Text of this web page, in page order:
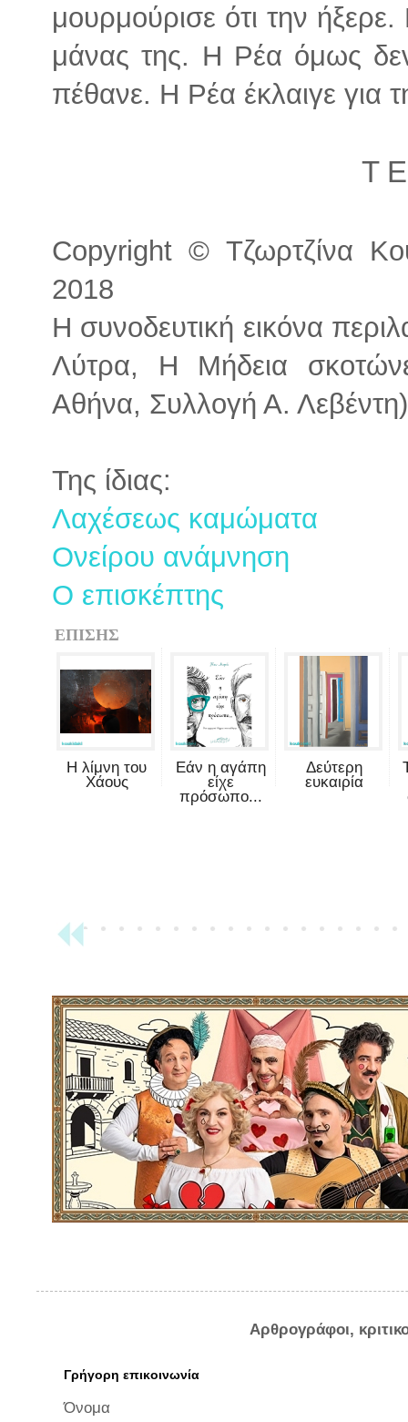
μουρμούρισε ότι την ήξερε.
μάνας της. Η Ρέα όμως
πέθανε. Η Ρέα έκλαιγε για
Τ
Copyright © Τζωρτζίνα
2018
Η συνοδευτική εικόνα
Λύτρα, Η Μήδεια
Αθήνα, Συλλογή Α. Λεβέντη)
Της ίδιας:
Λαχέσεως καμώματα
Ονείρου ανάμνηση
Ο επισκέπτης
ΕΠΙΣΗΣ
Η λίμνη του
Χάους
Εάν η αγάπη
είχε
πρόσωπο...
Δεύτερη
ευκαιρία
Αρθρογράφοι,
Γρήγορη επικοινωνία
Όνομα